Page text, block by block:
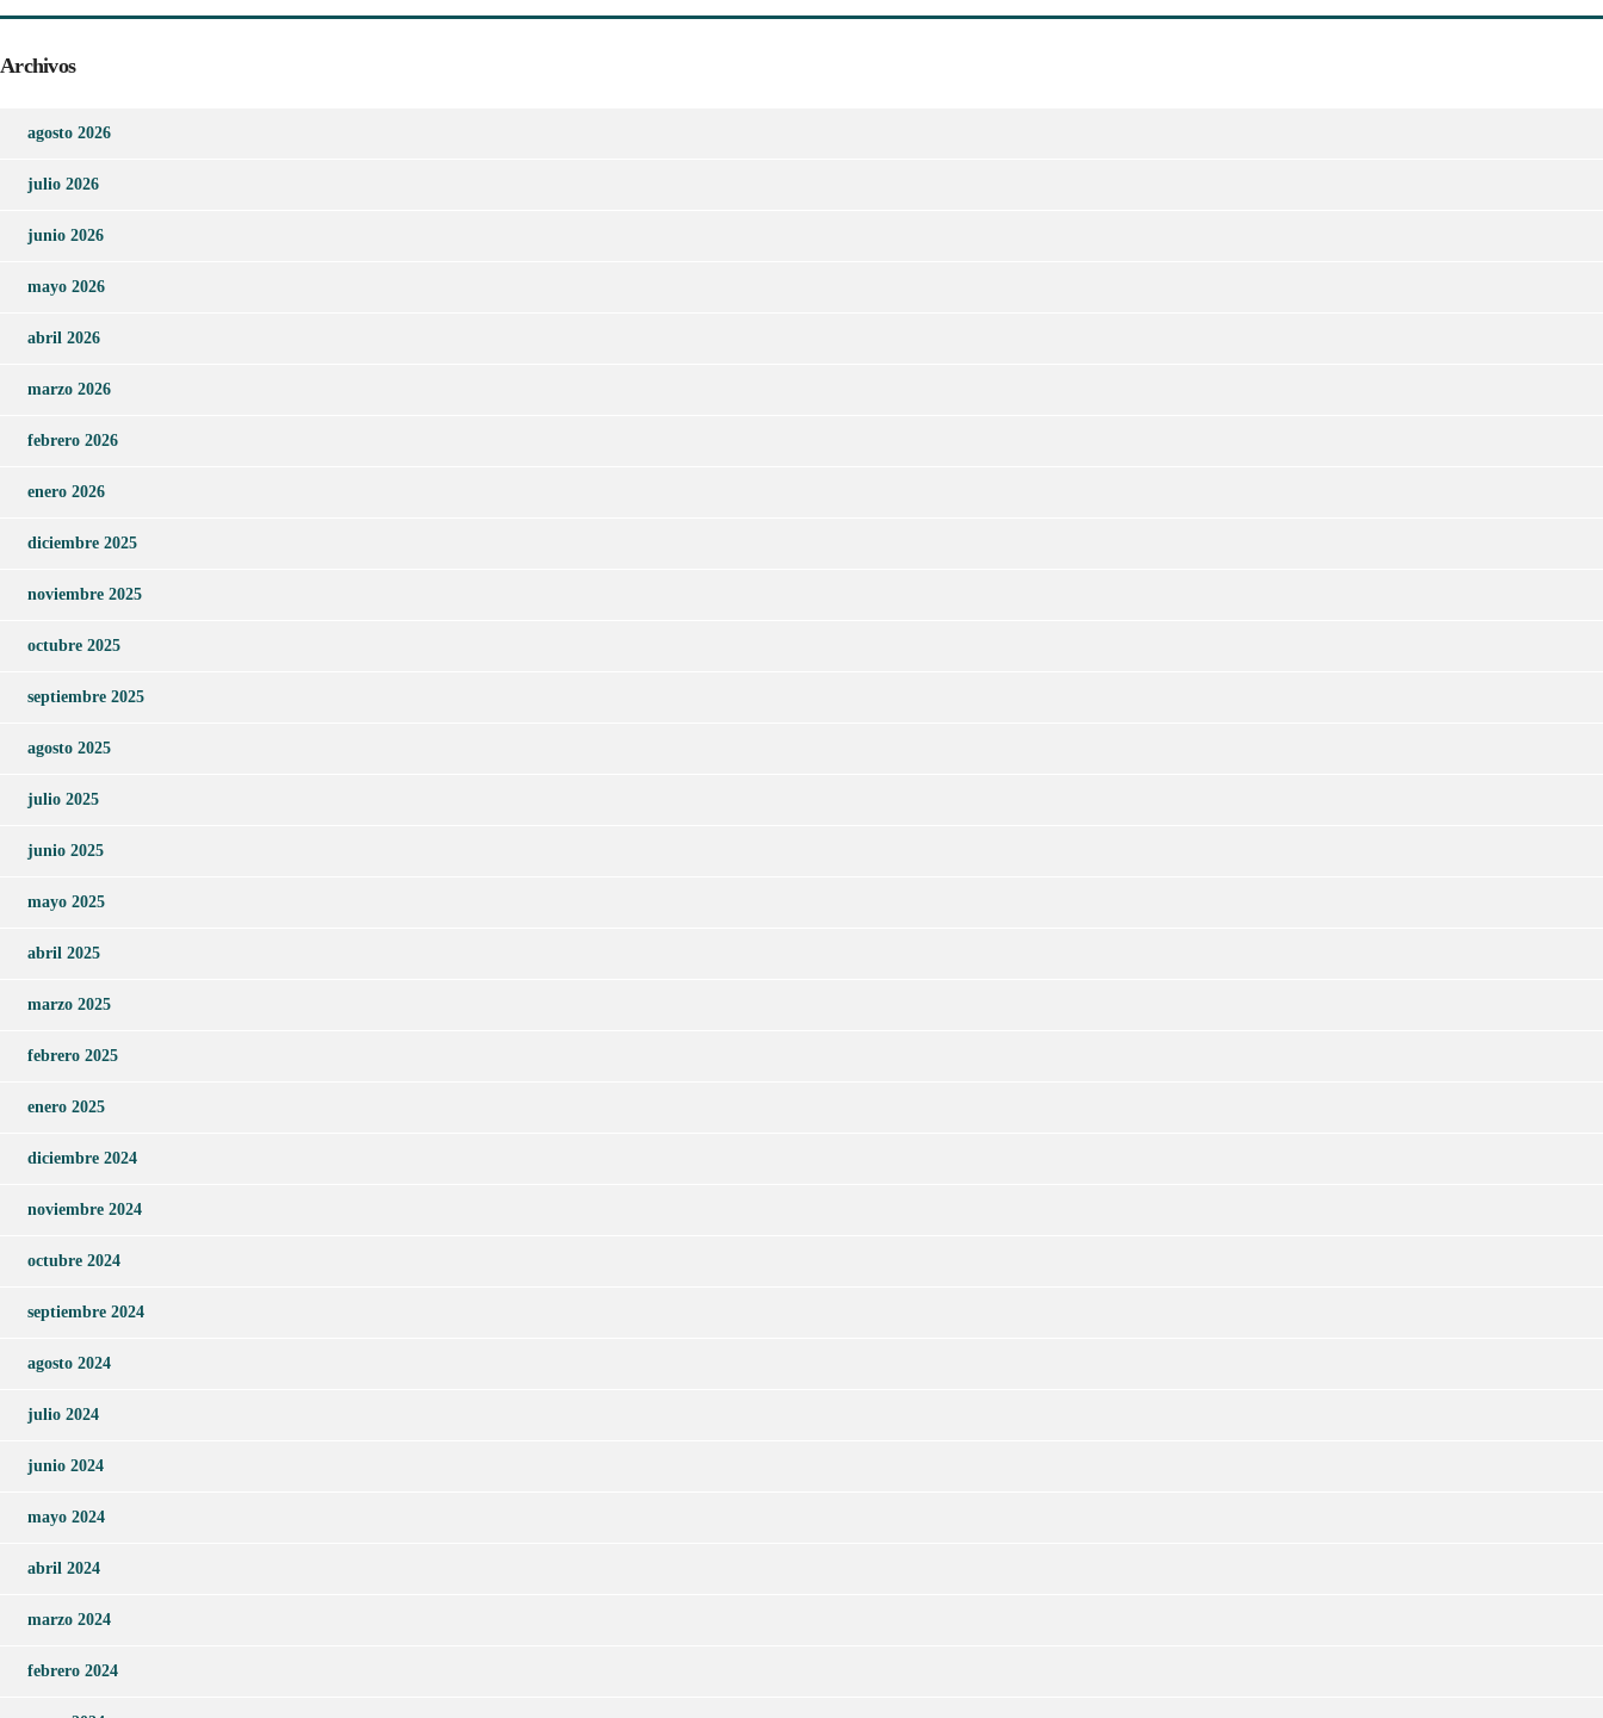
Archivos
agosto 2026
julio 2026
junio 2026
mayo 2026
abril 2026
marzo 2026
febrero 2026
enero 2026
diciembre 2025
noviembre 2025
octubre 2025
septiembre 2025
agosto 2025
julio 2025
junio 2025
mayo 2025
abril 2025
marzo 2025
febrero 2025
enero 2025
diciembre 2024
noviembre 2024
octubre 2024
septiembre 2024
agosto 2024
julio 2024
junio 2024
mayo 2024
abril 2024
marzo 2024
febrero 2024